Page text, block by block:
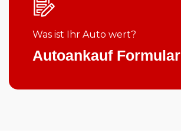
Was ist Ihr Auto wert?
Autoankauf Formular